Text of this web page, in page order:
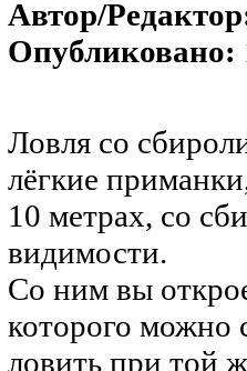
Автор/
Опубликовано:
Ловля со
лёгкие
10 метрах, со
видимости.
Со ним вы
которого можно
ловить при той